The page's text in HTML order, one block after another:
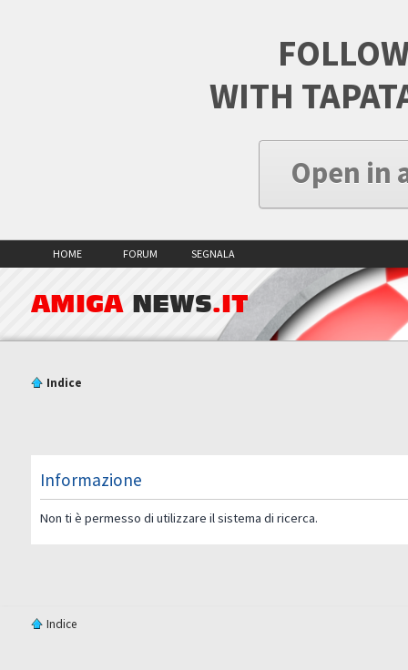
WITH
Open in
HOME FORUM SEGNALA
AMIGA NEWS.IT
Indice
Informazione
Non ti è permesso di utilizzare il sistema di ricerca.
Indice